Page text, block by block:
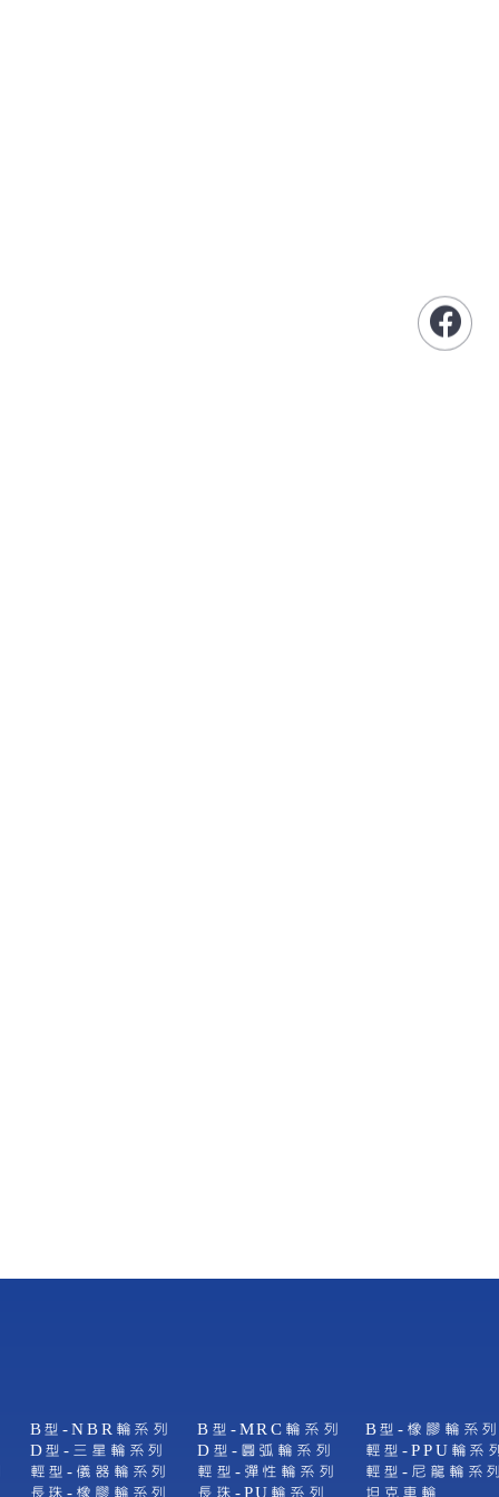
B型-NBR輪系列 B型-MRC輪系列
B型-橡膠輪系
D型-三星輪系列 D型-圓弧輪系列
輕型-PPU輪系
輕型-儀器輪系列 輕型-彈性輪系列
輕型-尼龍輪系
長珠-橡膠輪系列 長珠-PU輪系列 坦克車輪